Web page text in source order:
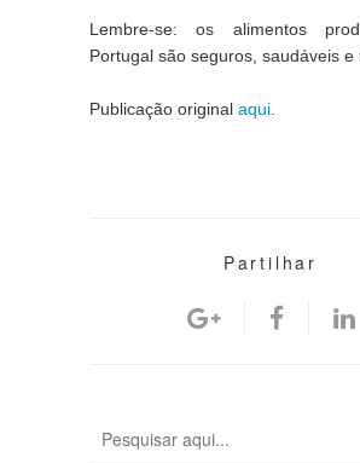
Lembre-se: os alimentos
Portugal são seguros, saudáveis e
Publicação original aqui.
Partilhar